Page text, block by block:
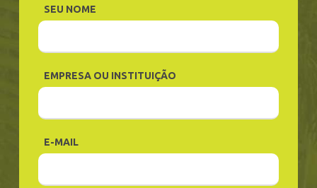
SEU NOME
EMPRESA OU INSTITUIÇÃO
E-MAIL